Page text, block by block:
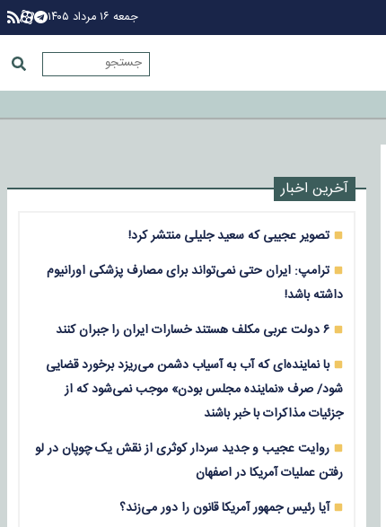
جمعه ۱۶ مرداد ۱۴۰۵
آخرین اخبار
تصویر عجیبی که سعید جلیلی منتشر کرد!
ترامپ: ایران حتی نمی‌تواند برای مصارف پزشکی اورانیوم
داشته باشد!
۶ دولت عربی مکلف هستند خسارات ایران را جبران کنند
با نماینده‌ای که آب به آسیاب دشمن می‌ریزد برخورد قضایی
شود/ صرف «نماینده مجلس بودن» موجب نمی‌شود که از
جزئیات مذاکرات با خبر باشند
روایت عجیب و جدید سردار کوثری از نقش یک چوپان در لو
رفتن عملیات آمریکا در اصفهان
آیا رئیس جمهور آمریکا قانون را دور می‌زند؟